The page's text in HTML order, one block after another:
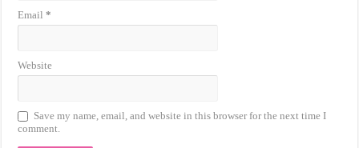
Email*
Website
Save my name, email, and website in this browser for the next time I
comment.